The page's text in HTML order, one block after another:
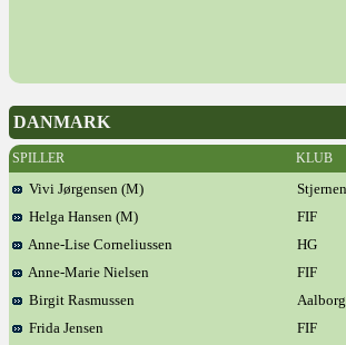
DANMARK
SPILLER KLUB
Vivi Jørgensen (M)
Stjernen
Helga Hansen (M)
FIF
Anne-Lise Corneliussen
HG
Anne-Marie Nielsen
FIF
Birgit Rasmussen
Frida Jensen
FIF